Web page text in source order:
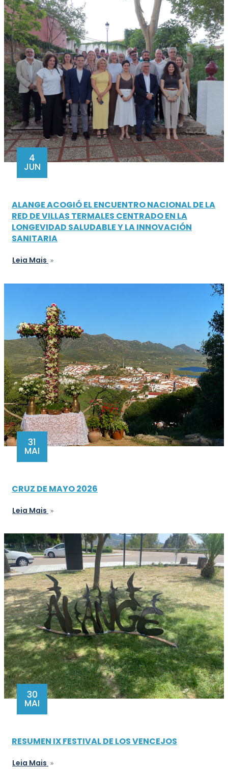
4
JUN
ALANGE ACOGIÓ EL ENCUENTRO NACIONAL DE LA
RED DE VILLAS TERMALES CENTRADO EN LA
LONGEVIDAD SALUDABLE Y LA INNOVACIÓN
SANITARIA
Leia Mais
31
MAI
CRUZ DE MAYO 2026
Leia Mais
30
MAI
RESUMEN IX FESTIVAL DE LOS VENCEJOS
Leia Mais